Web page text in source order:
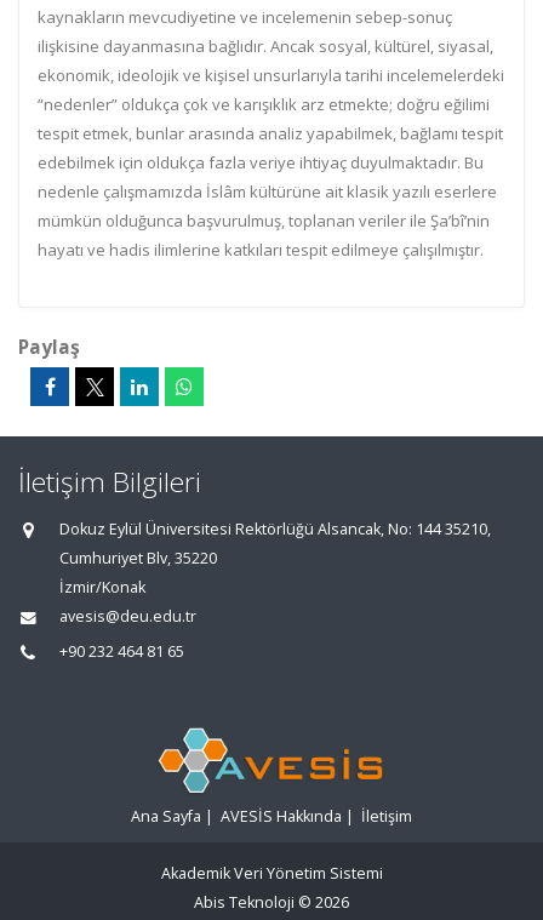
kaynakların mevcudiyetine ve incelemenin sebep-sonuç
ilişkisine dayanmasına bağlıdır. Ancak sosyal, kültürel, siyasal,
ekonomik, ideolojik ve kişisel unsurlarıyla tarihi incelemelerdeki
“nedenler” oldukça çok ve karışıklık arz etmekte; doğru eğilimi
tespit etmek, bunlar arasında analiz yapabilmek, bağlamı tespit
edebilmek için oldukça fazla veriye ihtiyaç duyulmaktadır. Bu
nedenle çalışmamızda İslâm kültürüne ait klasik yazılı eserlere
mümkün olduğunca başvurulmuş, toplanan veriler ile Şa’bî’nin
hayatı ve hadis ilimlerine katkıları tespit edilmeye çalışılmıştır.
Paylaş
İletişim Bilgileri
Dokuz Eylül Üniversitesi Rektörlüğü Alsancak, No: 144 35210,
Cumhuriyet Blv, 35220
İzmir/Konak
avesis@deu.edu.tr
+90 232 464 81 65
Ana Sayfa | AVESİS Hakkında | İletişim
Akademik Veri Yönetim Sistemi
Abis Teknoloji © 2026